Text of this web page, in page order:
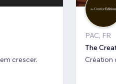
crescer.
PAC, FR
The
Création